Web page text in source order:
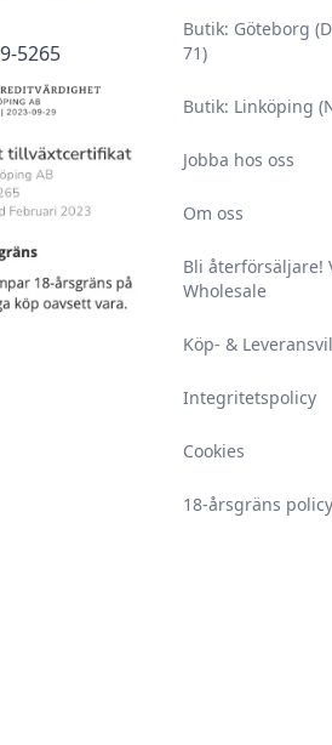
5265
Butik: Göteborg
71)
Butik: Linköping
Jobba hos oss
Om oss
Bli återförsäljare!
Wholesale
Köp- &
Integritetspolicy
Cookies
18-årsgräns policy